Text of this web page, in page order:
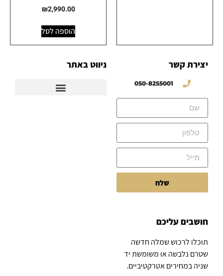
₪2,990.00
הוספה לסל
יצירת קשר
050-8255001
שלח
ניווט באתר
חושבים עליכם
תוכלו לרכוש שמלה חדשה
שטרם נלבשה או משומשת יד
שניה במחירים אטרקטיביים.